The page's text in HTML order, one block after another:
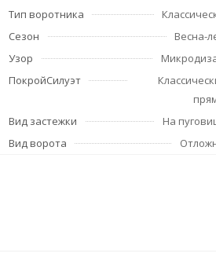
Тип воротника
Сезон
Весна-
Узор
ПокройСилуэт
Вид застежки
На
Вид ворота